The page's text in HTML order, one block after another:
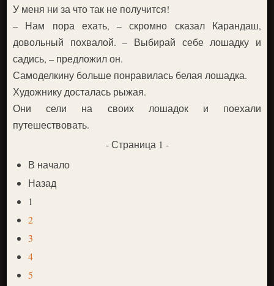
У меня ни за что так не получится!
– Нам пора ехать, – скромно сказал Карандаш,
довольный похвалой. – Выбирай себе лошадку и
садись, – предложил он.
Самоделкину больше понравилась белая лошадка.
Художнику досталась рыжая.
Они сели на своих лошадок и поехали
путешествовать.
- Страница 1 -
В начало
Назад
1
2
3
4
5